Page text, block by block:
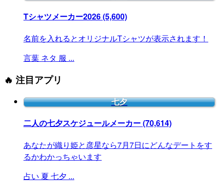
Tシャツメーカー2026(5,600)
名前を入れるとオリジナルTシャツが表示されます！
言葉 ネタ 服 ...
🔥 注目アプリ
七夕
二人の七夕スケジュールメーカー(70,614)
あなたが織り姫と彦星なら7月7日にどんなデートをす
るかわかっちゃいます
占い 夏 七夕 ...